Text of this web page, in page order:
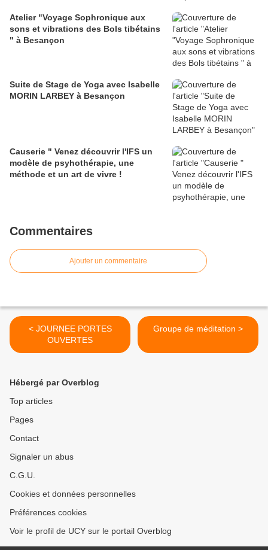
Atelier "Voyage Sophronique aux
sons et vibrations des Bols tibétains
" à Besançon
Suite de Stage de Yoga avec Isabelle
MORIN LARBEY à Besançon
Causerie " Venez découvrir l'IFS un
modèle de psyhothérapie, une
méthode et un art de vivre !
Commentaires
Ajouter un commentaire
< JOURNEE PORTES
OUVERTES
Groupe de méditation >
Hébergé par Overblog
Top articles
Pages
Contact
Signaler un abus
C.G.U.
Cookies et données personnelles
Préférences cookies
Voir le profil de UCY sur le portail Overblog